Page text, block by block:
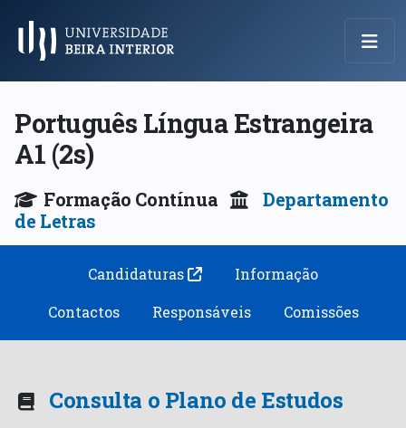
Menu Principal
Português Língua Estrangeira
A1 (2s)
Formação Contínua
Departamento
de Letras
Candidaturas
Informação
Contactos
Responsáveis Comissões
Consulta o Plano de Estudos